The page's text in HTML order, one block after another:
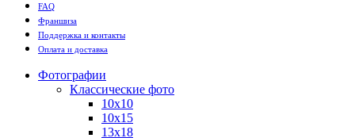
FAQ
Франшиза
Поддержка и контакты
Оплата и доставка
Фотографии
Классические фото
10х10
10х15
13х18